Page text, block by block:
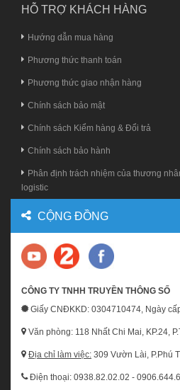
HỖ TRỢ KHÁCH HÀNG
Hướng dẫn mua hàng
Phương thức thanh toán
Phương thức giao nhận hàng
Chính sách bảo mật
Chính sách Kiểm hàng & Đổi trả
Chính sách bảo hành
Phân định trách nhiệm của thương
logistic
CỘNG ĐỒNG
CÔNG TY TNHH TRUYỀN THÔNG SỐ
Giấy CNĐKKD: 0304710474, Ngày
Văn phòng: 118 Nhất Chi Mai, KP.24,
Địa chỉ làm việc: 309 Vườn Lài, P.Phú
Điện thoại: 0938.82.02.02 -